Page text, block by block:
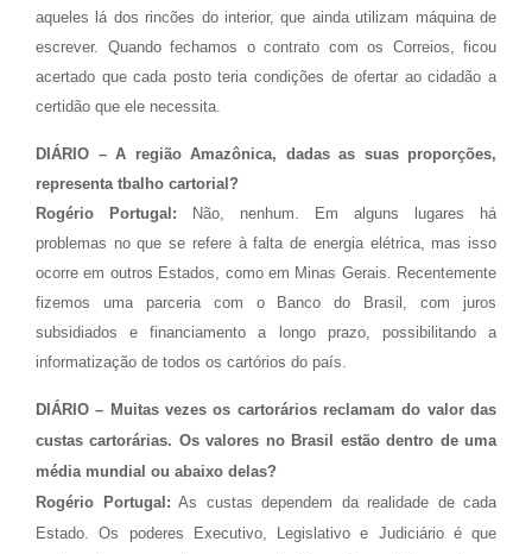
aqueles lá dos rincões do interior, que ainda utilizam máquina de
escrever. Quando fechamos o contrato com os Correios, ficou
acertado que cada posto teria condições de ofertar ao cidadão a
certidão que ele necessita.
DIÁRIO – A região Amazônica, dadas as suas proporções,
representa tbalho cartorial?
Rogério Portugal: Não, nenhum. Em alguns lugares há
problemas no que se refere à falta de energia elétrica, mas isso
ocorre em outros Estados, como em Minas Gerais. Recentemente
fizemos uma parceria com o Banco do Brasil, com juros
subsidiados e financiamento a longo prazo, possibilitando a
informatização de todos os cartórios do país.
DIÁRIO – Muitas vezes os cartorários reclamam do valor das
custas cartorárias. Os valores no Brasil estão dentro de uma
média mundial ou abaixo delas?
Rogério Portugal: As custas dependem da realidade de cada
Estado. Os poderes Executivo, Legislativo e Judiciário é que